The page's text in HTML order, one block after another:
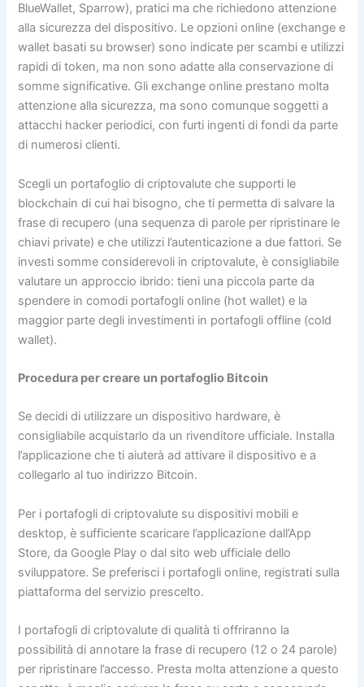
BlueWallet, Sparrow), pratici ma che richiedono attenzione
alla sicurezza del dispositivo. Le opzioni online (exchange e
wallet basati su browser) sono indicate per scambi e utilizzi
rapidi di token, ma non sono adatte alla conservazione di
somme significative. Gli exchange online prestano molta
attenzione alla sicurezza, ma sono comunque soggetti a
attacchi hacker periodici, con furti ingenti di fondi da parte
di numerosi clienti.
Scegli un portafoglio di criptovalute che supporti le
blockchain di cui hai bisogno, che ti permetta di salvare la
frase di recupero (una sequenza di parole per ripristinare le
chiavi private) e che utilizzi l’autenticazione a due fattori. Se
investi somme considerevoli in criptovalute, è consigliabile
valutare un approccio ibrido: tieni una piccola parte da
spendere in comodi portafogli online (hot wallet) e la
maggior parte degli investimenti in portafogli offline (cold
wallet).
Procedura per creare un portafoglio Bitcoin
Se decidi di utilizzare un dispositivo hardware, è
consigliabile acquistarlo da un rivenditore ufficiale. Installa
l’applicazione che ti aiuterà ad attivare il dispositivo e a
collegarlo al tuo indirizzo Bitcoin.
Per i portafogli di criptovalute su dispositivi mobili e
desktop, è sufficiente scaricare l’applicazione dall’App
Store, da Google Play o dal sito web ufficiale dello
sviluppatore. Se preferisci i portafogli online, registrati sulla
piattaforma del servizio prescelto.
I portafogli di criptovalute di qualità ti offriranno la
possibilità di annotare la frase di recupero (12 o 24 parole)
per ripristinare l’accesso. Presta molta attenzione a questo